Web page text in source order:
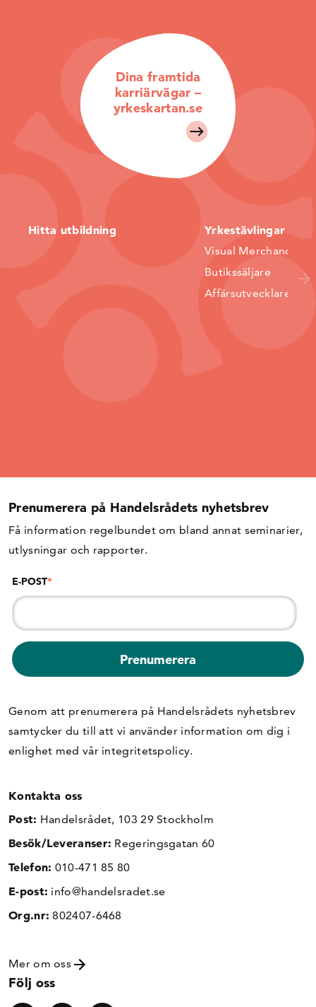
Dina framtida
karriärvägar –
yrkeskartan.se
Hitta utbildning Yrkestävlingar
Visual Merchandiser
Butikssäljare
Affärsutvecklare
Prenumerera på Handelsrådets nyhetsbrev
Få information regelbundet om bland annat seminarier,
utlysningar och rapporter.
E-POST*
Genom att prenumerera på Handelsrådets nyhetsbrev
samtycker du till att vi använder information om dig i
enlighet med vår integritetspolicy.
Kontakta oss
Post: Handelsrådet, 103 29 Stockholm
Besök/Leveranser: Regeringsgatan 60
Telefon: 010-471 85 80
E-post: info@handelsradet.se
Org.nr: 802407-6468
Mer om oss
Följ oss